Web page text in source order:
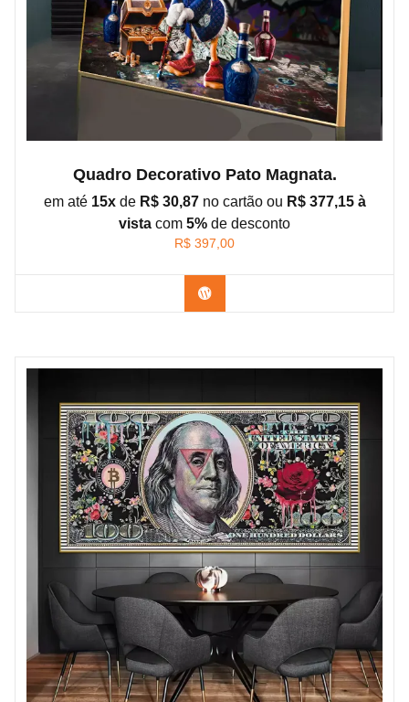
Quadro Decorativo Pato Magnata.
em até 15xde R$ 30,87no cartão ou R$ 377,15 à
vista com 5% de desconto
R$ 397,00
Confira os modelos